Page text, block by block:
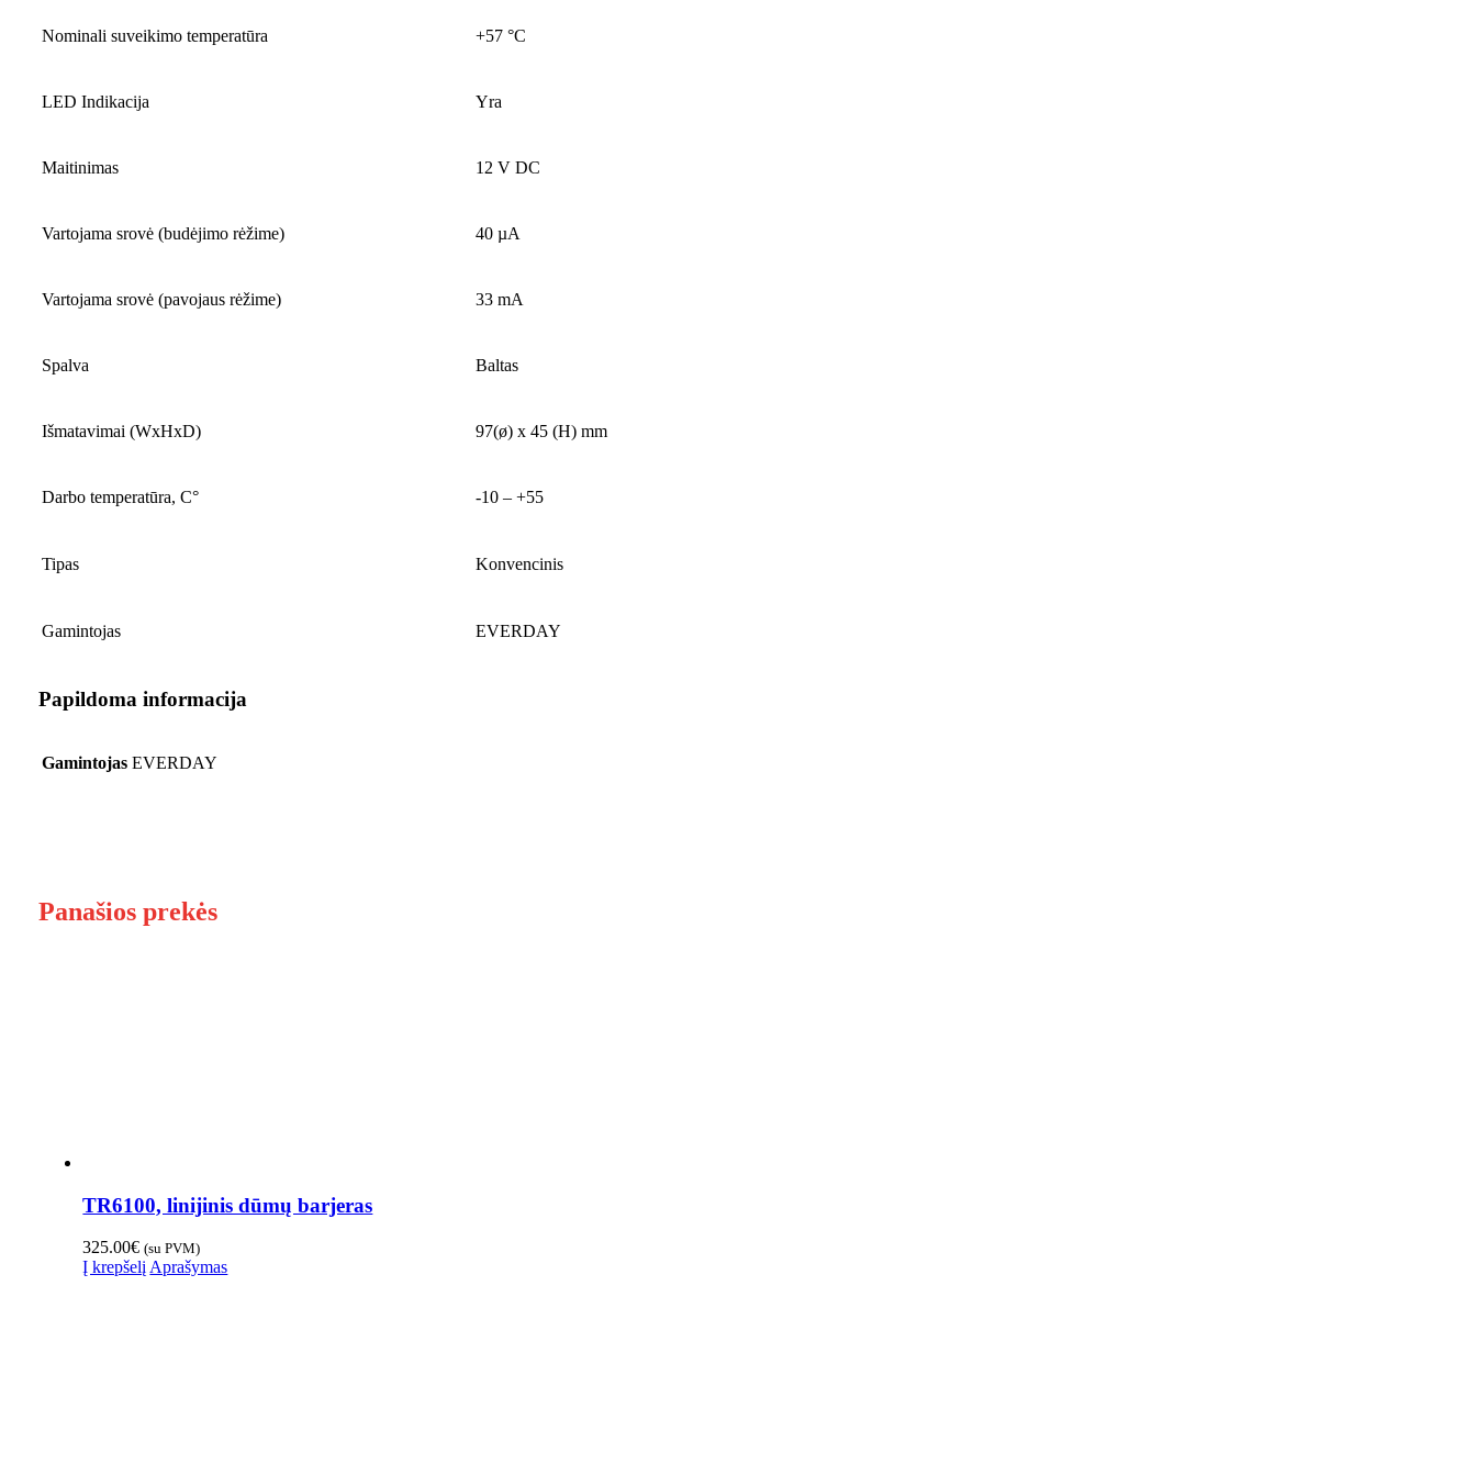
Nominali suveikimo temperatūra +57 °C
LED Indikacija Yra
Maitinimas 12 V DC
Vartojama srovė (budėjimo rėžime) 40 µA
Vartojama srovė (pavojaus rėžime) 33 mA
Spalva Baltas
Išmatavimai (WxHxD) 97(ø) x 45 (H) mm
Darbo temperatūra, C° -10 – +55
Tipas Konvencinis
Gamintojas EVERDAY
Papildoma informacija
Gamintojas EVERDAY
Panašios prekės
TR6100, linijinis dūmų barjeras
325.00€ (su PVM)
Į krepšelį Aprašymas